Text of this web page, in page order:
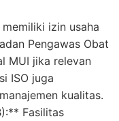
izin usaha
Pengawas Obat
MUI jika relevan
ISO juga
kualitas.
Fasilitas